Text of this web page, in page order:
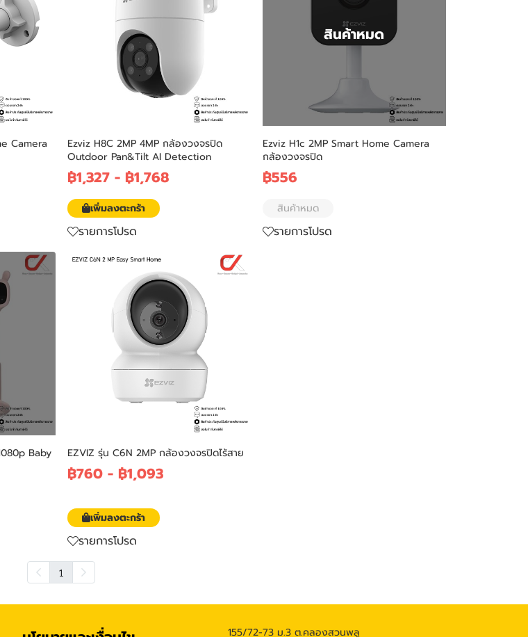
Camera
Ezviz H8C 2MP 4MP กล้องวงจรปิด
Outdoor Pan&Tilt AI Detection
฿1,327- ฿1,768
เพิ่มลงตะกร้า
รายการโปรด
สินค้าหมด
Ezviz H1c 2MP Smart Home Camera
กล้องวงจรปิด
฿556
สินค้าหมด
รายการโปรด
Baby
EZVIZ รุ่น C6N 2MP กล้องวงจรปิดไร้สาย
฿760- ฿1,093
เพิ่มลงตะกร้า
รายการโปรด
1
155/72-73 ม.3 ต.คลองสวนพลู